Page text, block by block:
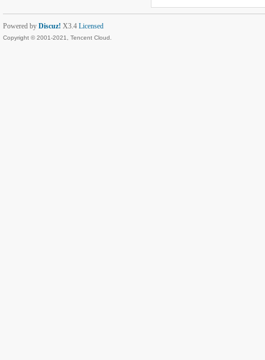
Powered by Discuz! X3.4 Licensed
Copyright © 2001-2021, Tencent Cloud.